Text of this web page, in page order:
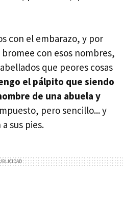
con el embarazo, y por
bromee con esos nombres,
que peores cosas
el pálpito que siendo
de una abuela y
pero sencillo... y
sus pies.